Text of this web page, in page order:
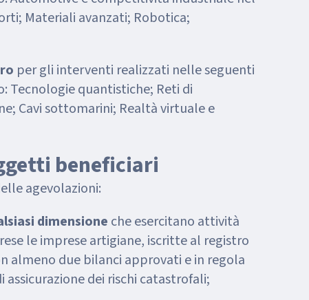
Materiali avanzati; Robotica;
per gli interventi realizzati nelle seguenti
Tecnologie quantistiche; Reti di
Cavi sottomarini; Realtà virtuale e
beneficiari
agevolazioni:
dimensione che esercitano attività
le imprese artigiane, iscritte al registro
almeno due bilanci approvati e in regola
dei rischi catastrofali;